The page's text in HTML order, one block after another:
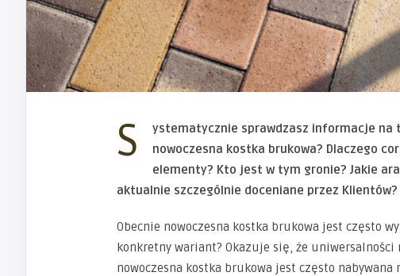
S
ystematycznie sprawdzasz informacje
nowoczesna kostka brukowa? Dlaczego
elementy? Kto jest w tym gronie? Jakie
aktualnie szczególnie doceniane przez Klientów?
Obecnie nowoczesna kostka brukowa jest często
konkretny wariant? Okazuje się, że
nowoczesna kostka brukowa jest często